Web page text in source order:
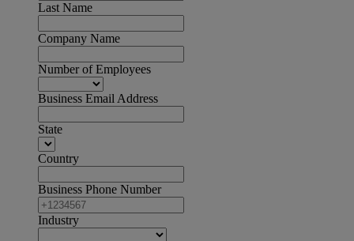
Last Name
Company Name
Number of Employees
Business Email Address
State
Country
Business Phone Number
Industry